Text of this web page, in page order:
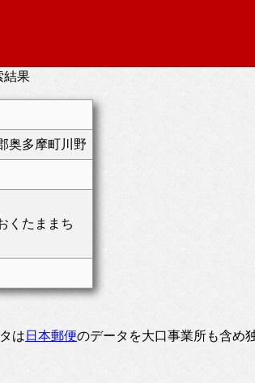
結果
奥多摩町川野
くたままち
は日本郵便のデータを大口事業所も含め